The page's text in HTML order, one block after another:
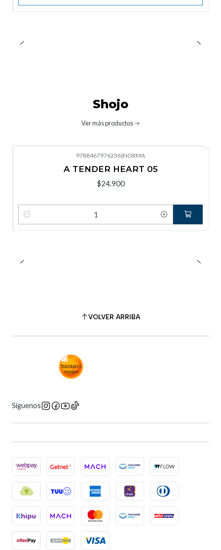
Shojo
Ver más productos
9788467976236|NORMA
A TENDER HEART 05
$24.900
Cantidad
VOLVER ARRIBA
Síguenos